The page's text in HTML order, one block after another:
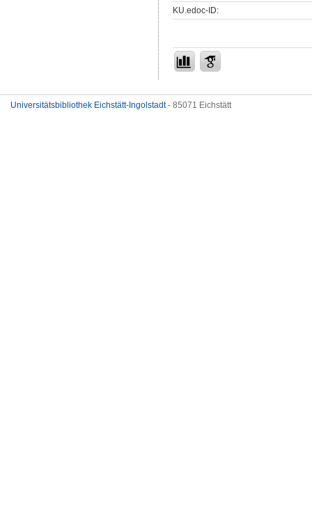
KU.edoc-ID:
Universitätsbibliothek Eichstätt-Ingolstadt- 85071 Eichstätt